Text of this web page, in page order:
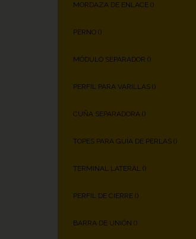
MORDAZA DE ENLACE ()
PERNO ()
MÓDULO SEPARADOR ()
PERFIL PARA VARILLAS ()
CUÑA SEPARADORA ()
TOPES PARA GUÍA DE PERLAS ()
TERMINAL LATERAL ()
PERFIL DE CIERRE ()
BARRA DE UNIÓN ()